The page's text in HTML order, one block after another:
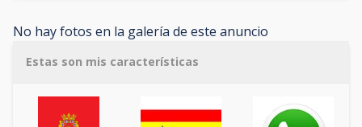
No hay fotos en la galería de este anuncio
Estas son mis características